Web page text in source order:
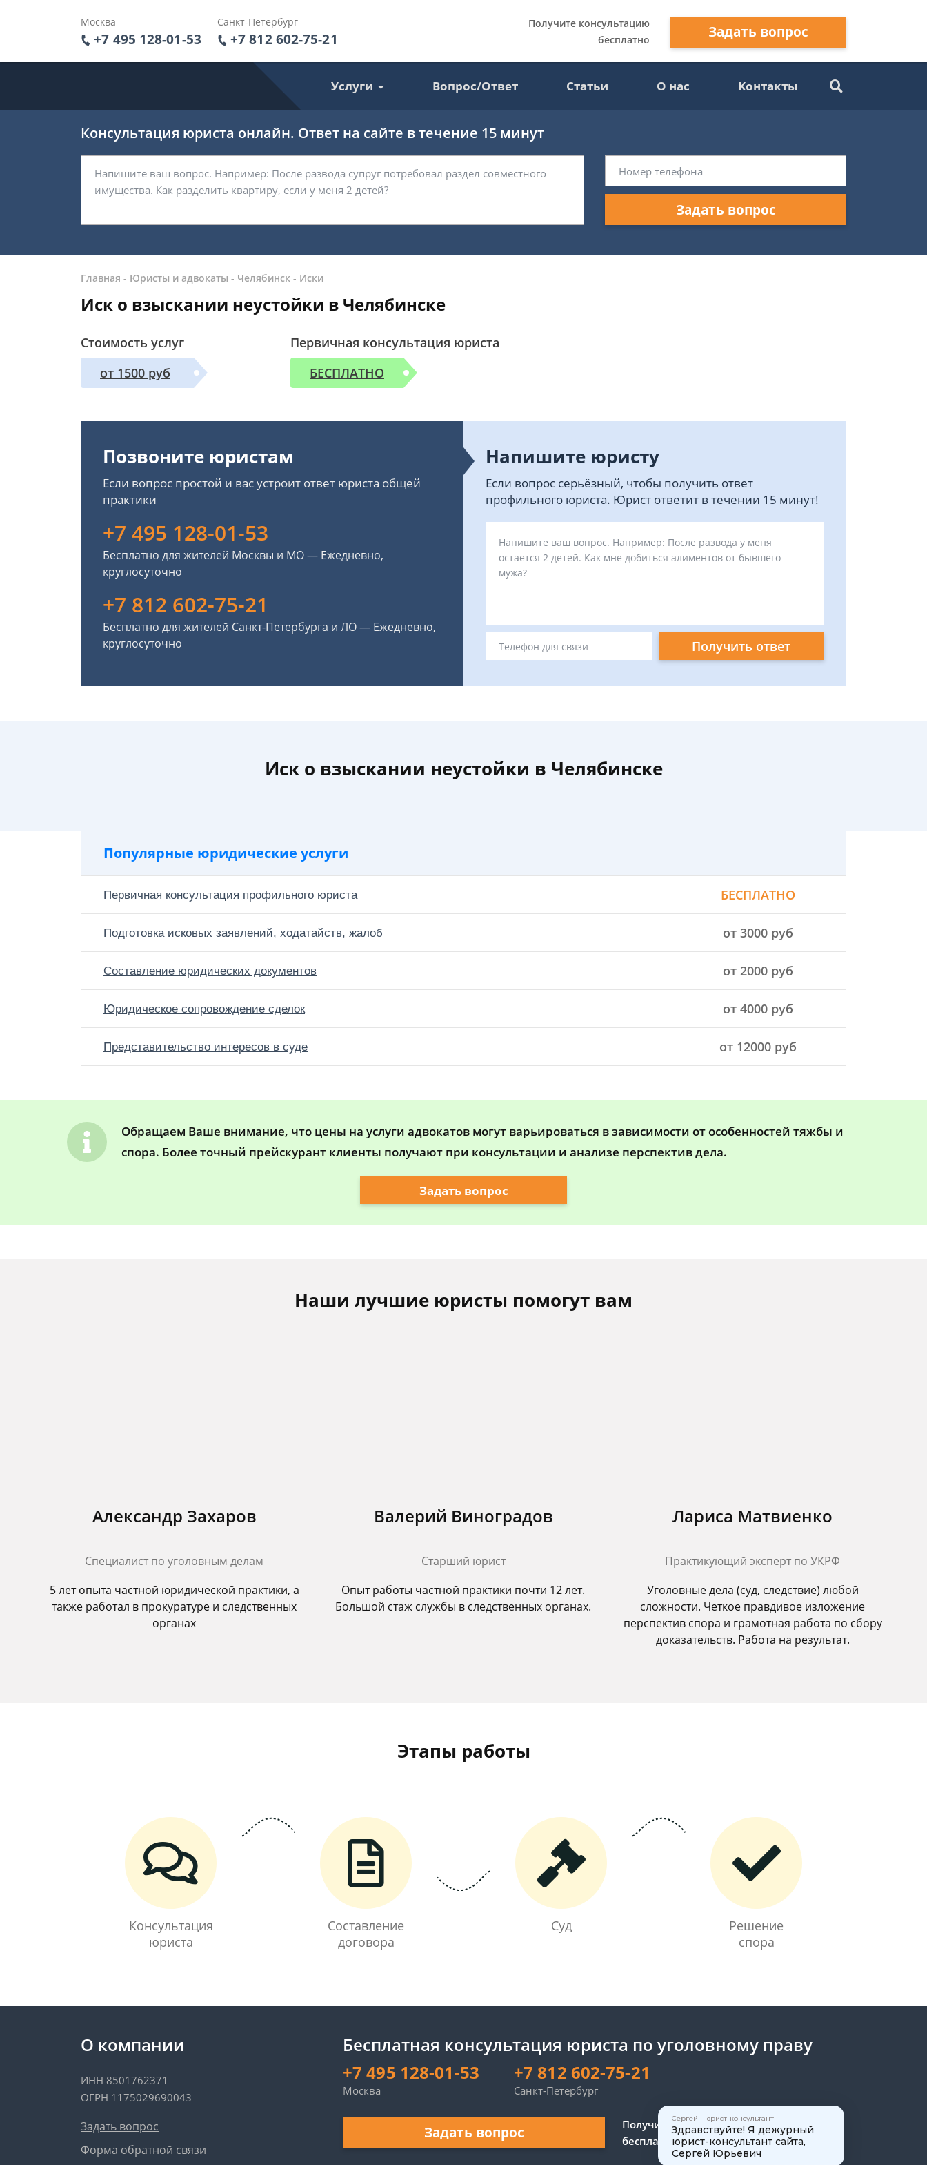
Москва
+7 495 128-01-53
Санкт-Петербург
+7 812 602-75-21
Получите консультацию
бесплатно
Задать вопрос
Услуги Вопрос/Ответ Статьи О нас Контакты
Консультация юриста онлайн. Ответ на сайте в течение 15 минут
Задать вопрос
Главная - Юристы и адвокаты - Челябинск - Иски
Иск о взыскании неустойки в Челябинске
Стоимость услуг
от 1500 руб
Первичная консультация юриста
БЕСПЛАТНО
Позвоните юристам
Если вопрос простой и вас устроит ответ юриста общей
практики
+7 495 128-01-53
Бесплатно для жителей Москвы и МО — Ежедневно,
круглосуточно
+7 812 602-75-21
Бесплатно для жителей Санкт-Петербурга и ЛО — Ежедневно,
круглосуточно
Напишите юристу
Если вопрос серьёзный, чтобы получить ответ
профильного юриста. Юрист ответит в течении 15 минут!
Получить ответ
Иск о взыскании неустойки в Челябинске
Популярные юридические услуги
Первичная консультация профильного юриста БЕСПЛАТНО
Подготовка исковых заявлений, ходатайств, жалоб от 3000 руб
Составление юридических документов от 2000 руб
Юридическое сопровождение сделок от 4000 руб
Представительство интересов в суде от 12000 руб
Обращаем Ваше внимание, что цены на услуги адвокатов могут варьироваться в зависимости от особенностей тяжбы и
спора. Более точный прейскурант клиенты получают при консультации и анализе перспектив дела.
Задать вопрос
Наши лучшие юристы помогут вам
Александр Захаров
Специалист по уголовным делам
5 лет опыта частной юридической практики, а
также работал в прокуратуре и следственных
органах
Валерий Виноградов
Старший юрист
Опыт работы частной практики почти 12 лет.
Большой стаж службы в следственных органах.
Лариса Матвиенко
Практикующий эксперт по УКРФ
Уголовные дела (суд, следствие) любой
сложности. Четкое правдивое изложение
перспектив спора и грамотная работа по сбору
доказательств. Работа на результат.
Этапы работы
Консультация
юриста
Составление
договора
Суд
Решение
спора
О компании
ИНН 8501762371
ОГРН 1175029690043
Задать вопрос
Форма обратной связи
Бесплатная консультация юриста по уголовному праву
+7 495 128-01-53
Москва
+7 812 602-75-21
Санкт-Петербург
Задать вопрос
Получите консультацию
бесплатно
Сергей - юрист-консультант
Здравствуйте! Я дежурный
юрист-консультант сайта,
Сергей Юрьевич